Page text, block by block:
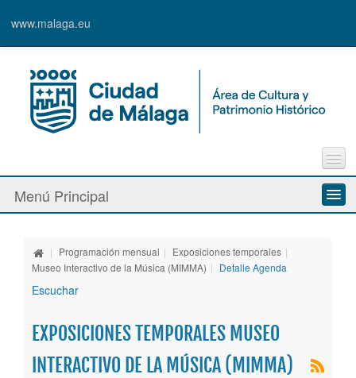
www.malaga.eu
Contacto
Quejas y Sugerencias
Menú Principal
Espacios culturales
Banda Municipal de Música
| Programación mensual | Exposiciones temporales |
Museo Interactivo de la Música (MIMMA) | Detalle Agenda
Escuchar
EXPOSICIONES TEMPORALES MUSEO
INTERACTIVO DE LA MÚSICA (MIMMA)